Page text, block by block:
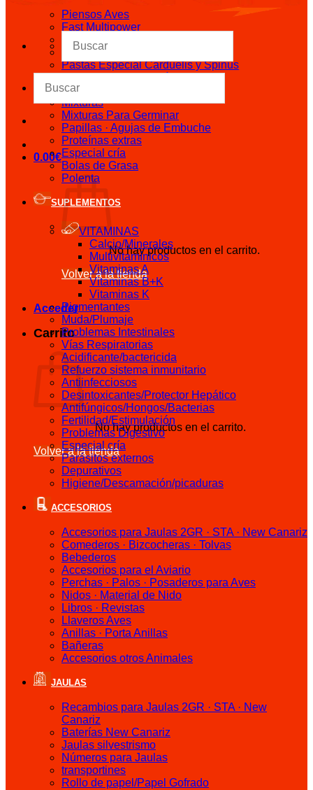
0.00€
No hay productos en el carrito.
Volver a la tienda
Acceder
Carrito
No hay productos en el carrito.
Volver a la tienda
Piensos Aves
Fast Multipower
Pastas Mórbidas
Pastas Secas
Pastas Especial Carduelis y Spinus
Pastas Especial Psitácidos
Semillas
Mixturas
Mixturas Para Germinar
Papillas · Agujas de Embuche
Proteínas extras
Especial cría
Bolas de Grasa
Polenta
SUPLEMENTOS
VITAMINAS
Calcio/Minerales
Multivitamínicos
Vitaminas A
Vitaminas B+K
Vitaminas K
Pigmentantes
Muda/Plumaje
Problemas Intestinales
Vías Respiratorias
Acidificante/bactericida
Refuerzo sistema inmunitario
Antiinfecciosos
Desintoxicantes/Protector Hepático
Antifúngicos/Hongos/Bacterias
Fertilidad/Estimulación
Problemas Digestivo
Especial cría
Parásitos externos
Depurativos
Higiene/Descamación/picaduras
ACCESORIOS
Accesorios para Jaulas 2GR · STA · New Canariz
Comederos · Bizcocheras · Tolvas
Bebederos
Accesorios para el Aviario
Perchas · Palos · Posaderos para Aves
Nidos · Material de Nido
Libros · Revistas
Llaveros Aves
Anillas · Porta Anillas
Bañeras
Accesorios otros Animales
JAULAS
Recambios para Jaulas 2GR · STA · New
Canariz
Baterías New Canariz
Jaulas silvestrismo
Números para Jaulas
transportines
Rollo de papel/Papel Gofrado